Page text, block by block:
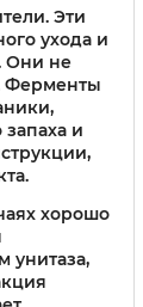
. Эти
ухода и
Они не
Ферменты
и
хорошо
унитаза,